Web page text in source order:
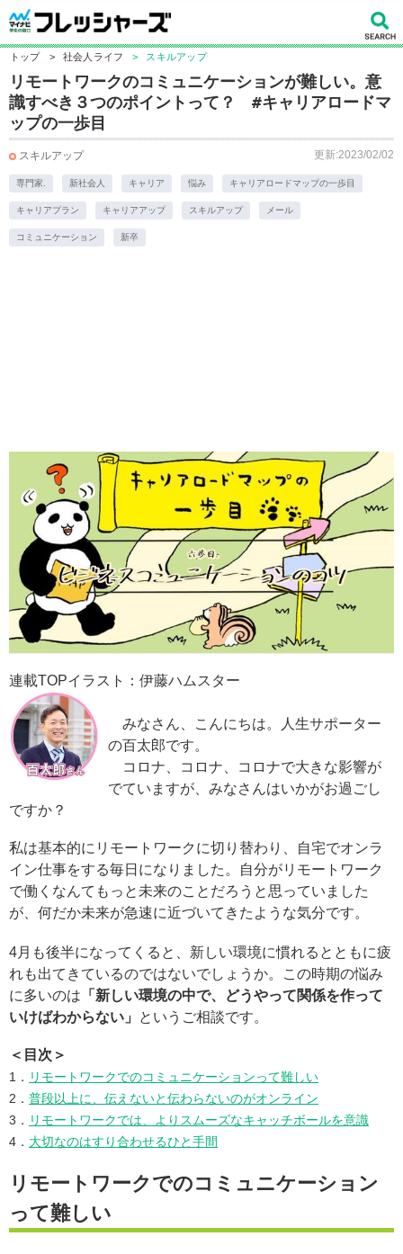
トップ > 社会人ライフ > スキルアップ
リモートワークのコミュニケーションが難しい。意
識すべき３つのポイントって？ #キャリアロードマ
ップの一歩目
スキルアップ 更新:2023/02/02
専門家. 新社会人 キャリア 悩み キャリアロードマップの一歩目
キャリアプラン キャリアアップ スキルアップ メール
コミュニケーション 新卒
連載TOPイラスト：伊藤ハムスター
みなさん、こんにちは。人生サポーター
の百太郎です。
コロナ、コロナ、コロナで大きな影響が
でていますが、みなさんはいかがお過ごし
ですか？
私は基本的にリモートワークに切り替わり、自宅でオンラ
イン仕事をする毎日になりました。自分がリモートワーク
で働くなんてもっと未来のことだろうと思っていました
が、何だか未来が急速に近づいてきたような気分です。
4月も後半になってくると、新しい環境に慣れるとともに疲
れも出てきているのではないでしょうか。この時期の悩み
に多いのは 「新しい環境の中で、どうやって関係を作って
いけばわからない」
というご相談です。
＜目次＞
1． リモートワークでのコミュニケーションって難しい
2． 普段以上に、伝えないと伝わらないのがオンライン
3． リモートワークでは、よりスムーズなキャッチボールを意識
4． 大切なのはすり合わせるひと手間
リモートワークでのコミュニケーション
って難しい